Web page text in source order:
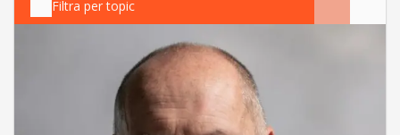
Filtra per topic